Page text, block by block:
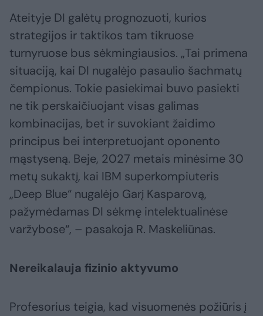
Ateityje DI galėtų prognozuoti, kurios
strategijos ir taktikos tam tikruose
turnyruose bus sėkmingiausios. „Tai primena
situaciją, kai DI nugalėjo pasaulio šachmatų
čempionus. Tokie pasiekimai buvo pasiekti
ne tik perskaičiuojant visas galimas
kombinacijas, bet ir suvokiant žaidimo
principus bei interpretuojant oponento
mąstyseną. Beje, 2027 metais minėsime 30
metų sukaktį, kai IBM superkompiuteris
„Deep Blue“ nugalėjo Garį Kasparovą,
pažymėdamas DI sėkmę intelektualinėse
varžybose“, – pasakoja R. Maskeliūnas.
Nereikalauja fizinio aktyvumo
Profesorius teigia, kad visuomenės požiūris į